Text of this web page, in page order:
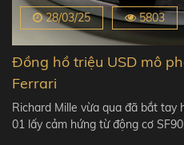
28/03/25 5803
Đồng hồ triệu USD mô
Ferrari
Richard Mille vừa qua đã bắt tay
01 lấy cảm hứng từ động cơ